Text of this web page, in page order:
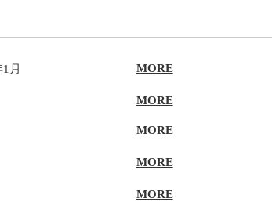
月 MORE
MORE
MORE
MORE
MORE